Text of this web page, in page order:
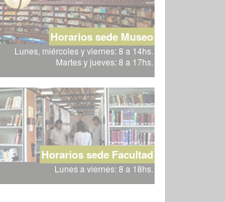
Horarios sede Museo
Lunes, miércoles y viernes: 8 a 14hs.
Martes y jueves: 8 a 17hs.
Horarios sede Facultad
Lunes a viernes: 8 a 18hs.